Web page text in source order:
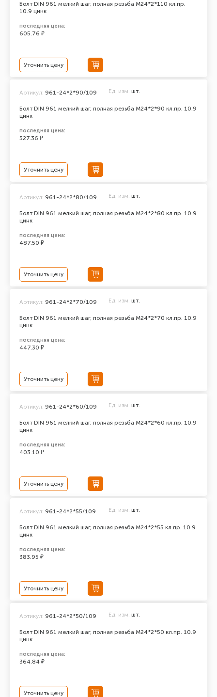
Болт DIN 961 мелкий шаг, полная резьба M24*2*110 кл.пр.
10.9 цинк
последняя цена:
605.76 ₽
Уточнить цену
Болт DIN 961 мелкий шаг, полная резьба M24*2*90 кл.пр. 10.9
цинк
Артикул: 961-24*2*90/109 Ед. изм. шт.
последняя цена:
527.36 ₽
Уточнить цену
Болт DIN 961 мелкий шаг, полная резьба M24*2*80 кл.пр. 10.9
цинк
Артикул: 961-24*2*80/109 Ед. изм. шт.
последняя цена:
487.50 ₽
Уточнить цену
Болт DIN 961 мелкий шаг, полная резьба M24*2*70 кл.пр. 10.9
цинк
Артикул: 961-24*2*70/109 Ед. изм. шт.
последняя цена:
447.30 ₽
Уточнить цену
Болт DIN 961 мелкий шаг, полная резьба M24*2*60 кл.пр. 10.9
цинк
Артикул: 961-24*2*60/109 Ед. изм. шт.
последняя цена:
403.10 ₽
Уточнить цену
Болт DIN 961 мелкий шаг, полная резьба M24*2*55 кл.пр. 10.9
цинк
Артикул: 961-24*2*55/109 Ед. изм. шт.
последняя цена:
383.95 ₽
Уточнить цену
Болт DIN 961 мелкий шаг, полная резьба M24*2*50 кл.пр. 10.9
цинк
Артикул: 961-24*2*50/109 Ед. изм. шт.
последняя цена:
364.84 ₽
Уточнить цену